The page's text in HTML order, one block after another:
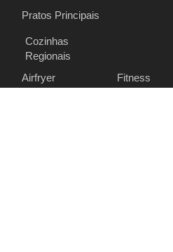
Pratos Principais
Cozinhas
Regionais
Airfryer
Fitness